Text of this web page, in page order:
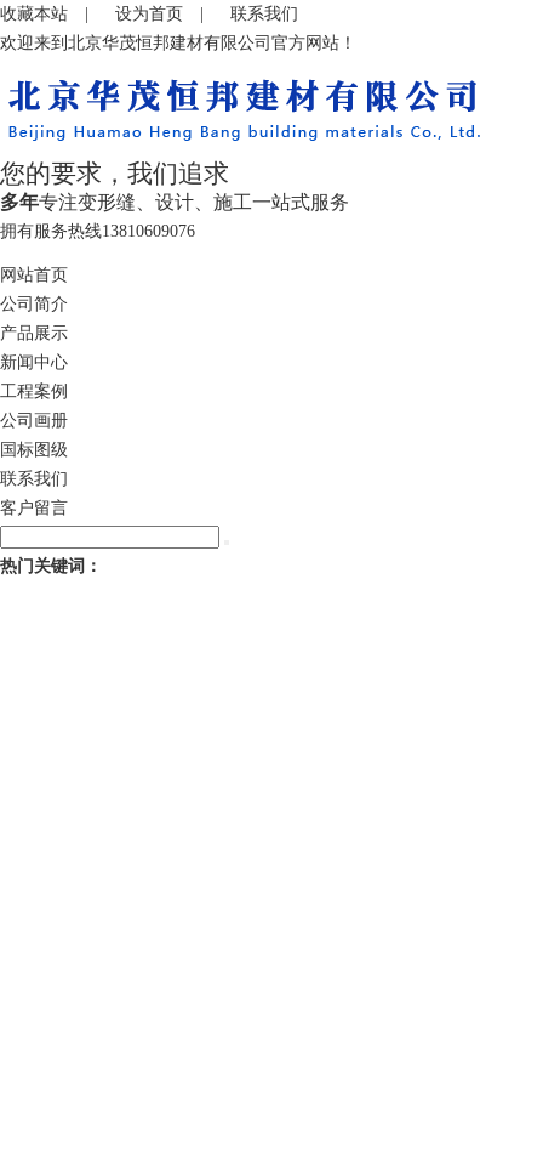
收藏本站 设为首页
联系我们
欢迎来到北京华茂恒邦建材有限公司官方网站！
您的要求，我们追求
多年专注变形缝、设计、施工一站式服务
拥有服务热线13810609076
网站首页
公司简介
产品展示
新闻中心
工程案例
公司画册
国标图级
联系我们
客户留言
热门关键词：